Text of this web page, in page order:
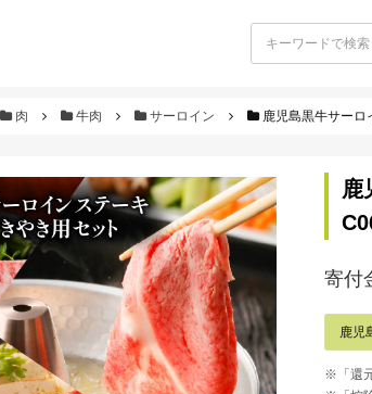
肉 牛肉 サーロイン 鹿児島黒牛サー
鹿
寄付
鹿児
※「還